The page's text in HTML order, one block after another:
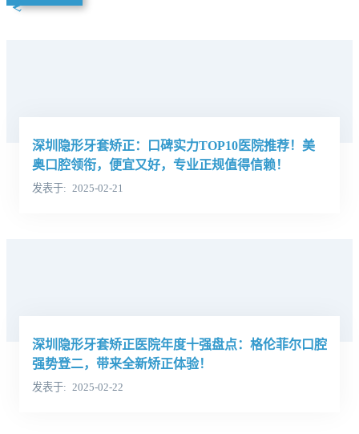
深圳隐形牙套矫正：口碑实力TOP10医院推荐！美
奥口腔领衔，便宜又好，专业正规值得信赖！
发表于 2025-02-21
深圳隐形牙套矫正医院年度十强盘点：格伦菲尔口腔
强势登二，带来全新矫正体验！
发表于 2025-02-22